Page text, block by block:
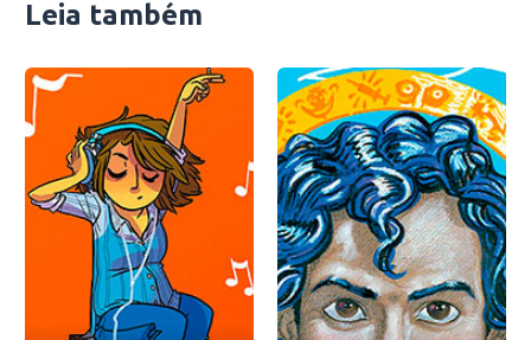
Leia também